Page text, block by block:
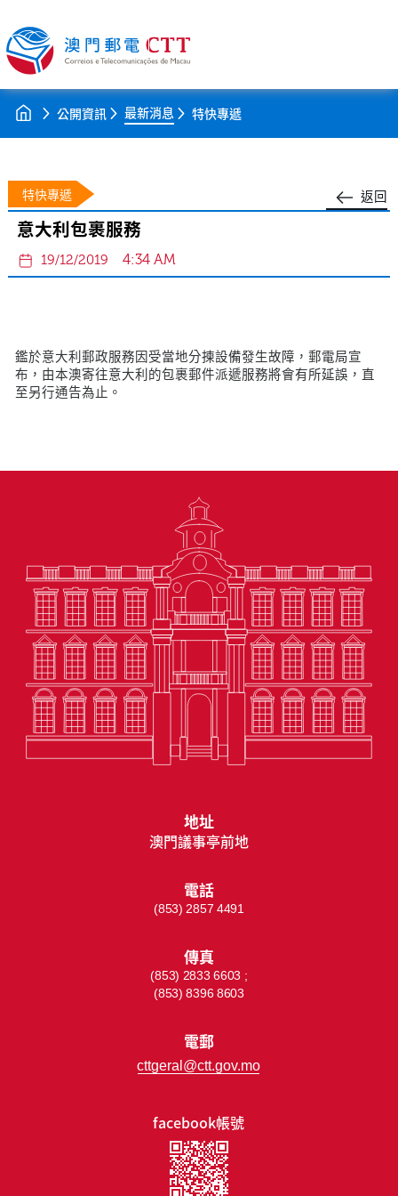
公開資訊 最新消息 特快專遞
返回
特快專遞
意大利包裹服務
19/12/2019 4:34 AM
鑑於意大利郵政服務因受當地分揀設備發生故障，郵電局宣
布，由本澳寄往意大利的包裹郵件派遞服務將會有所延誤，直
至另行通告為止。
facebook帳號
地址
澳門議事亭前地
電話
(853) 2857 4491
傳真
(853) 2833 6603 ;
(853) 8396 8603
電郵
cttgeral@ctt.gov.mo